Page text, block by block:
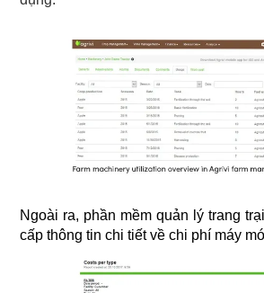
Ngoài ra, phần mềm quản lý trang trại
cấp thông tin chi tiết về chi phí máy